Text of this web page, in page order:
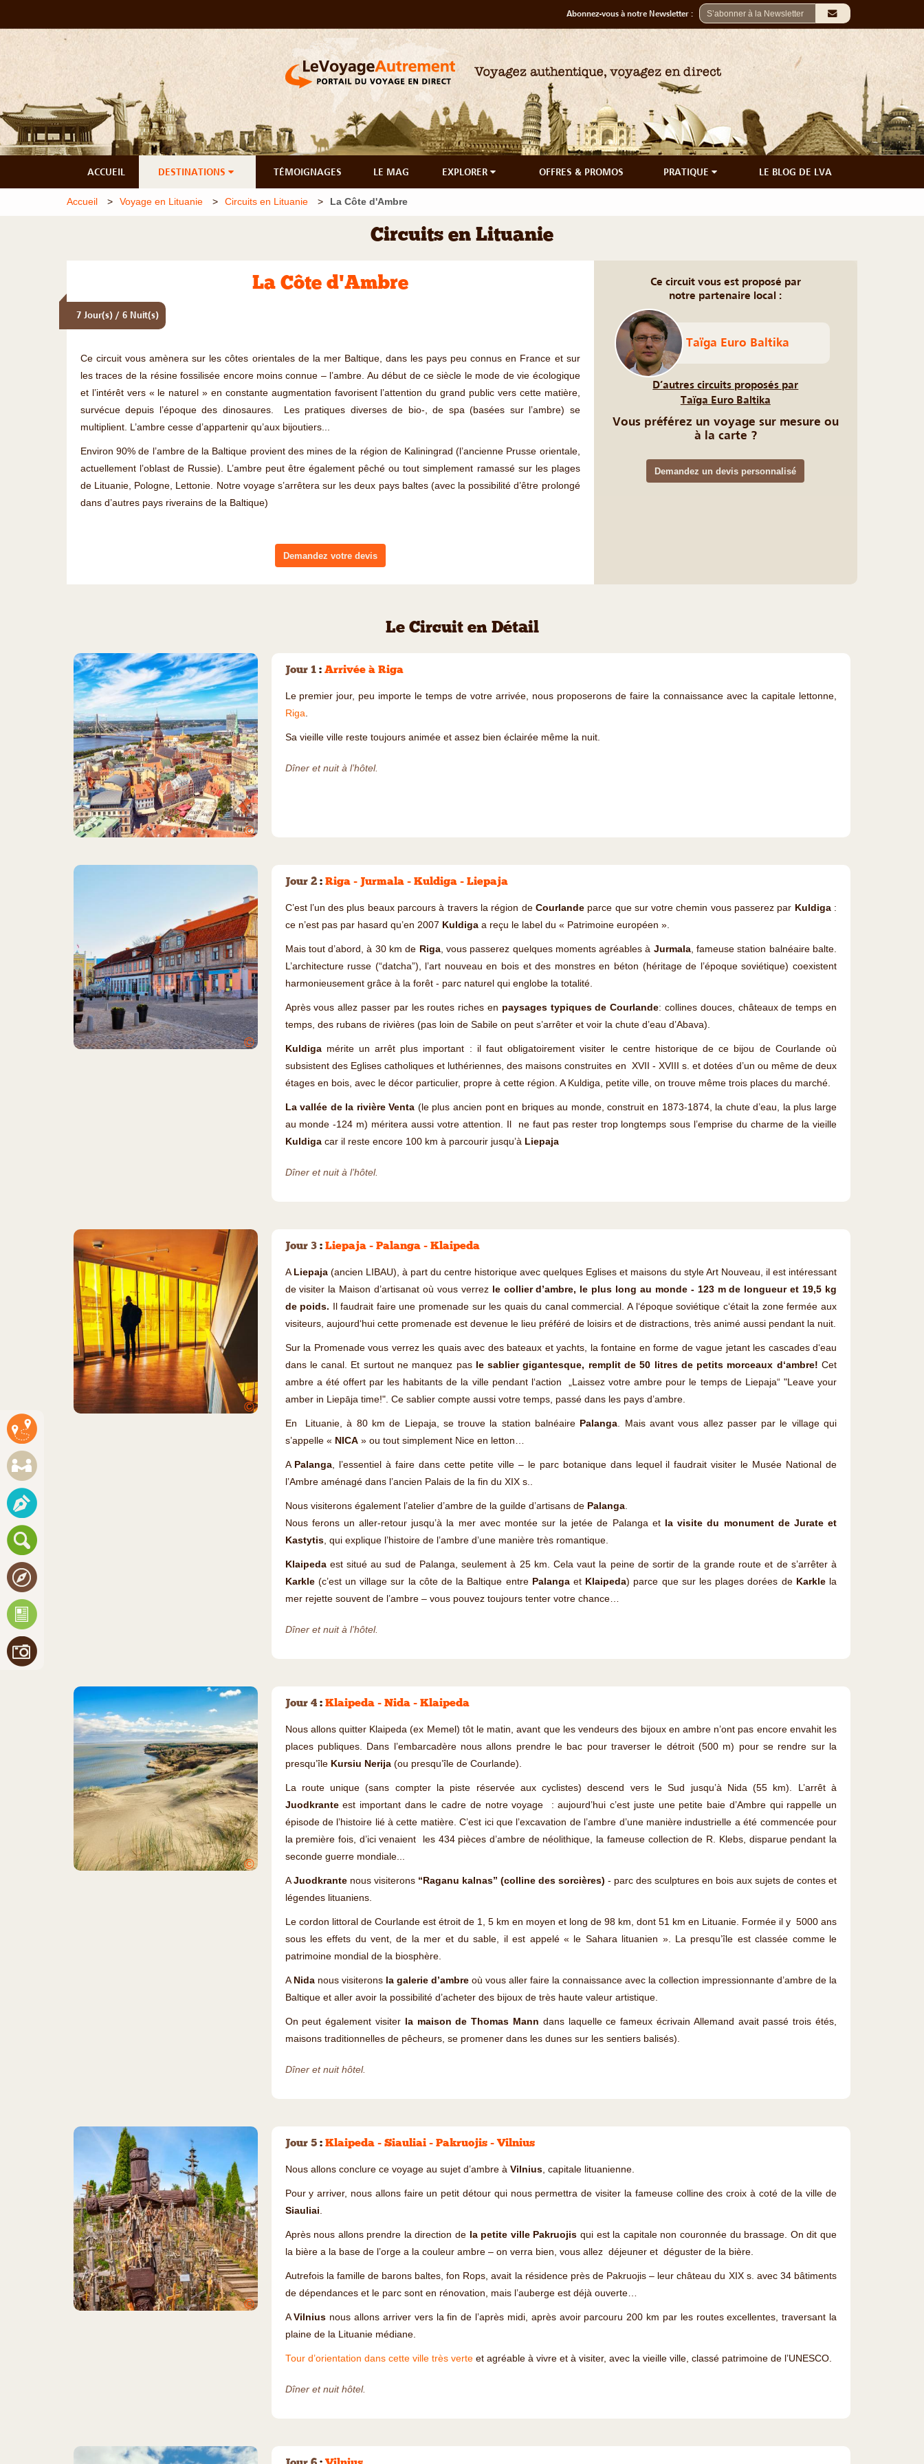
Abonnez-vous à notre Newsletter :
ACCUEIL DESTINATIONS TÉMOIGNAGES LE MAG EXPLORER OFFRES & PROMOS PRATIQUE LE BLOG DE LVA
Accueil Voyage en Lituanie Circuits en Lituanie La Côte d'Ambre
Circuits en Lituanie
La Côte d'Ambre
7 Jour(s) / 6 Nuit(s)
Ce circuit vous amènera sur les côtes orientales de la mer Baltique, dans les pays peu connus en France et sur
les traces de la résine fossilisée encore moins connue – l’ambre. Au début de ce siècle le mode de vie écologique
et l’intérêt vers « le naturel » en constante augmentation favorisent l’attention du grand public vers cette matière,
survécue depuis l’époque des dinosaures. Les pratiques diverses de bio-, de spa (basées sur l’ambre) se
multiplient. L’ambre cesse d’appartenir qu’aux bijoutiers...
Environ 90% de l’ambre de la Baltique provient des mines de la région de Kaliningrad (l’ancienne Prusse orientale,
actuellement l’oblast de Russie). L’ambre peut être également pêché ou tout simplement ramassé sur les plages
de Lituanie, Pologne, Lettonie. Notre voyage s’arrêtera sur les deux pays baltes (avec la possibilité d’être prolongé
dans d’autres pays riverains de la Baltique)
Demandez votre devis
Ce circuit vous est proposé par
notre partenaire local :
Taïga Euro Baltika
D’autres circuits proposés par
Taïga Euro Baltika
Vous préférez un voyage sur mesure ou
à la carte ?
Demandez un devis personnalisé
Le Circuit en Détail
©
Jour 1: Arrivée à Riga
Le premier jour, peu importe le temps de votre arrivée, nous proposerons de faire la connaissance avec la capitale lettonne,
Riga.
Sa vieille ville reste toujours animée et assez bien éclairée même la nuit.
Dîner et nuit à l’hôtel.
©
Jour 2: Riga - Jurmala - Kuldiga - Liepaja
C’est l’un des plus beaux parcours à travers la région de Courlandeparce que sur votre chemin vous passerez par Kuldiga:
ce n’est pas par hasard qu’en 2007 Kuldigaa reçu le label du « Patrimoine européen ».
Mais tout d’abord, à 30 km de Riga, vous passerez quelques moments agréables à Jurmala, fameuse station balnéaire balte.
L’architecture russe (“datcha”), l’art nouveau en bois et des monstres en béton (héritage de l’époque soviétique) coexistent
harmonieusement grâce à la forêt - parc naturel qui englobe la totalité.
Après vous allez passer par les routes riches en paysages typiques de Courlande: collines douces, châteaux de temps en
temps, des rubans de rivières (pas loin de Sabile on peut s’arrêter et voir la chute d’eau d’Abava).
Kuldigamérite un arrêt plus important : il faut obligatoirement visiter le centre historique de ce bijou de Courlande où
subsistent des Eglises catholiques et luthériennes, des maisons construites en XVII - XVIII s. et dotées d’un ou même de deux
étages en bois, avec le décor particulier, propre à cette région. A Kuldiga, petite ville, on trouve même trois places du marché.
La vallée de la rivière Venta (le plus ancien pont en briques au monde, construit en 1873-1874, la chute d’eau, la plus large
au monde -124 m) méritera aussi votre attention. Il ne faut pas rester trop longtemps sous l’emprise du charme de la vieille
Kuldigacar il reste encore 100 km à parcourir jusqu’à Liepaja
Dîner et nuit à l’hôtel.
©
Jour 3: Liepaja - Palanga - Klaipeda
A Liepaja(ancien LIBAU), à part du centre historique avec quelques Eglises et maisons du style Art Nouveau, il est intéressant
de visiter la Maison d’artisanat où vous verrez le collier d’ambre, le plus long au monde - 123 m de longueur et 19,5 kg
de poids. Il faudrait faire une promenade sur les quais du canal commercial. A l‘époque soviétique c‘était la zone fermée aux
visiteurs, aujourd‘hui cette promenade est devenue le lieu préféré de loisirs et de distractions, très animé aussi pendant la nuit.
Sur la Promenade vous verrez les quais avec des bateaux et yachts, la fontaine en forme de vague jetant les cascades d‘eau
dans le canal. Et surtout ne manquez pas le sablier gigantesque, remplit de 50 litres de petits morceaux d‘ambre!Cet
ambre a été offert par les habitants de la ville pendant l‘action „Laissez votre ambre pour le temps de Liepaja“ "Leave your
amber in Liepāja time!". Ce sablier compte aussi votre temps, passé dans les pays d’ambre.
En Lituanie, à 80 km de Liepaja, se trouve la station balnéaire Palanga. Mais avant vous allez passer par le village qui
s’appelle « NICA» ou tout simplement Nice en letton…
A Palanga, l’essentiel à faire dans cette petite ville – le parc botanique dans lequel il faudrait visiter le Musée National de
l’Ambre aménagé dans l’ancien Palais de la fin du XIX s..
Nous visiterons également l’atelier d’ambre de la guilde d’artisans de Palanga.
Nous ferons un aller-retour jusqu’à la mer avec montée sur la jetée de Palanga et
la visite du monument de Jurate et
Kastytis, qui explique l’histoire de l’ambre d’une manière très romantique.
Klaipeda est situé au sud de Palanga, seulement à 25 km. Cela vaut la peine de sortir de la grande route et de s’arrêter à
Karkle(c’est un village sur la côte de la Baltique entre Palangaet Klaipeda) parce que sur les plages dorées de Karklela
mer rejette souvent de l’ambre – vous pouvez toujours tenter votre chance…
Dîner et nuit à l’hôtel.
©
Jour 4: Klaipeda - Nida - Klaipeda
Nous allons quitter Klaipeda (ex Memel) tôt le matin, avant que les vendeurs des bijoux en ambre n’ont pas encore envahit les
places publiques. Dans l’embarcadère nous allons prendre le bac pour traverser le détroit (500 m) pour se rendre sur la
presqu’île Kursiu Nerija(ou presqu’île de Courlande).
La route unique (sans compter la piste réservée aux cyclistes) descend vers le Sud jusqu’à Nida (55 km). L’arrêt à
Juodkranteest important dans le cadre de notre voyage : aujourd’hui c’est juste une petite baie d’Ambre qui rappelle un
épisode de l’histoire lié à cette matière. C’est ici que l’excavation de l’ambre d’une manière industrielle a été commencée pour
la première fois, d’ici venaient les 434 pièces d’ambre de néolithique, la fameuse collection de R. Klebs, disparue pendant la
seconde guerre mondiale...
AJuodkrantenous visiterons“Raganu kalnas” (colline des sorcières) - parc des sculptures en bois aux sujets de contes et
légendes lituaniens.
Le cordon littoral de Courlande est étroit de 1, 5 km en moyen et long de 98 km, dont 51 km en Lituanie. Formée il y 5000 ans
sous les effets du vent, de la mer et du sable, il est appelé « le Sahara lituanien ». La presqu’île est classée comme le
patrimoine mondial de la biosphère.
A Nidanous visiterons la galerie d’ambreoù vous aller faire la connaissance avec la collection impressionnante d’ambre de la
Baltique et aller avoir la possibilité d’acheter des bijoux de très haute valeur artistique.
On peut également visiter la maison de Thomas Mann dans laquelle ce fameux écrivain Allemand avait passé trois étés,
maisons traditionnelles de pêcheurs, se promener dans les dunes sur les sentiers balisés).
Dîner et nuit hôtel.
©
Jour 5: Klaipeda - Siauliai - Pakruojis - Vilnius
Nous allons conclure ce voyage au sujet d’ambre à Vilnius, capitale lituanienne.
Pour y arriver, nous allons faire un petit détour qui nous permettra de visiter la fameuse colline des croix à coté de la ville de
Siauliai.
Après nous allons prendre la direction de la petite ville Pakruojis qui est la capitale non couronnée du brassage. On dit que
la bière a la base de l’orge a la couleur ambre – on verra bien, vous allez déjeuner et déguster de la bière.
Autrefois la famille de barons baltes, fon Rops, avait la résidence près de Pakruojis – leur château du XIX s. avec 34 bâtiments
de dépendances et le parc sont en rénovation, mais l’auberge est déjà ouverte…
AVilnius nous allons arriver vers la fin de l’après midi, après avoir parcouru 200 km par les routes excellentes, traversant la
plaine de la Lituanie médiane.
Tour d’orientation dans cette ville très verteet agréable à vivre et à visiter, avec la vieille ville, classé patrimoine de l’UNESCO.
Dîner et nuit hôtel.